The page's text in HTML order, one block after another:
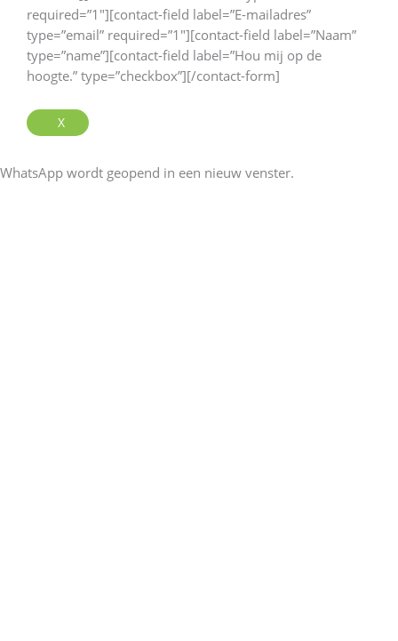
required=”1″][contact-field label=”E-mailadres”
type=”email” required=”1″][contact-field label=”Naam”
type=”name”][contact-field label=”Hou mij op de
hoogte.” type=”checkbox”][/contact-form]
X
WhatsApp wordt geopend in een nieuw venster.